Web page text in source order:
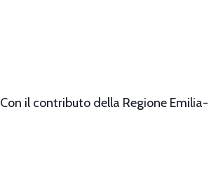
Con il contributo della Regione